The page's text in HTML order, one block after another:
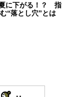
夏に下がる！？ 指
“落とし穴”とは